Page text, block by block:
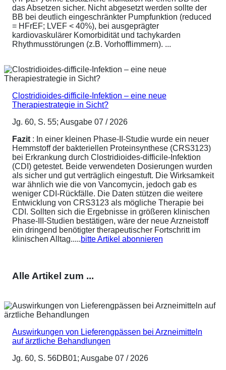
das Absetzen sicher. Nicht abgesetzt werden sollte der
BB bei deutlich eingeschränkter Pumpfunktion (reduced
= HFrEF; LVEF < 40%), bei ausgeprägter
kardiovaskulärer Komorbidität und tachykarden
Rhythmusstörungen (z.B. Vorhofflimmern). ...
Clostridioides-difficile-Infektion – eine neue
Therapiestrategie in Sicht?
Jg. 60, S. 55; Ausgabe 07 / 2026
Fazit : In einer kleinen Phase-II-Studie wurde ein neuer
Hemmstoff der bakteriellen Proteinsynthese (CRS3123)
bei Erkrankung durch Clostridioides-difficile-Infektion
(CDI) getestet. Beide verwendeten Dosierungen wurden
als sicher und gut verträglich eingestuft. Die Wirksamkeit
war ähnlich wie die von Vancomycin, jedoch gab es
weniger CDI-Rückfälle. Die Daten stützen die weitere
Entwicklung von CRS3123 als mögliche Therapie bei
CDI. Sollten sich die Ergebnisse in größeren klinischen
Phase-III-Studien bestätigen, wäre der neue Arzneistoff
ein dringend benötigter therapeutischer Fortschritt im
klinischen Alltag.....bitte Artikel abonnieren
Alle Artikel zum ...
Auswirkungen von Lieferengpässen bei Arzneimitteln
auf ärztliche Behandlungen
Jg. 60, S. 56DB01; Ausgabe 07 / 2026